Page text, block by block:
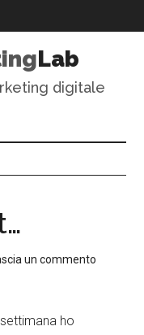
Lab
digitale
un commento
ho